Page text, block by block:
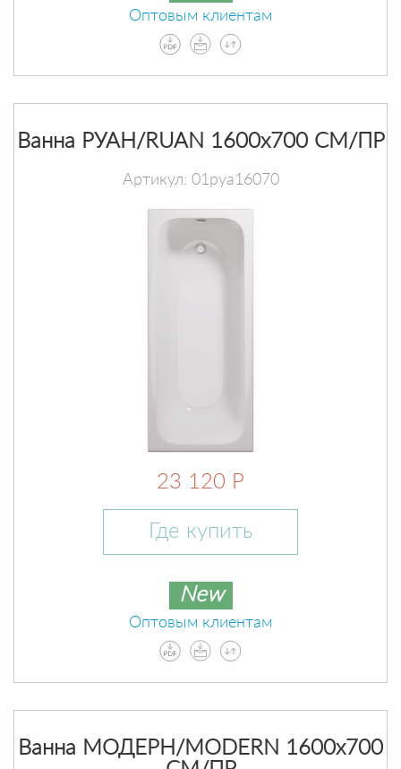
Оптовым клиентам
Ванна РУАН/RUAN 1600х700 СМ/ПР
Артикул: 01руа16070
23 120 Р
Где купить
New
Оптовым клиентам
Ванна МОДЕРН/MODERN 1600х700